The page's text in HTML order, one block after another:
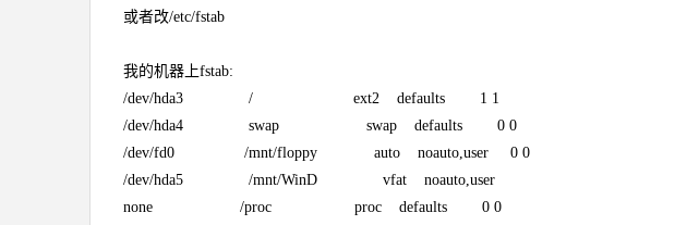
或者改/etc/fstab
我的机器上fstab:
/dev/hda3 / ext2 defaults 1 1
/dev/hda4 swap swap defaults 0 0
/dev/fd0 /mnt/floppy auto noauto,user 0 0
/dev/hda5 /mnt/WinD vfat noauto,user
none /proc proc defaults 0 0